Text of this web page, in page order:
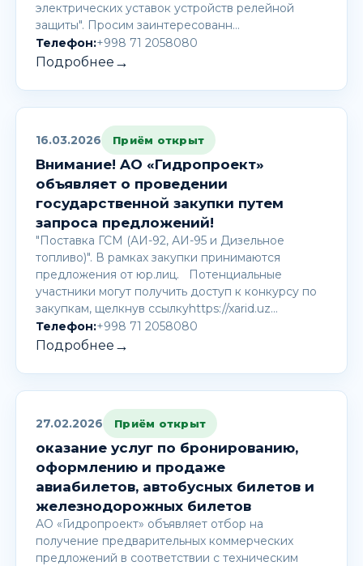
электрических уставок устройств релейной
защиты". Просим заинтересованн…
Телефон:+998 71 2058080
Подробнее →
16.03.2026 Приём открыт
Внимание! AО «Гидропроект»
объявляет о проведении
государственной закупки путем
запроса предложений!
"Поставка ГСМ (АИ-92, АИ-95 и Дизельное
топливо)". В рамках закупки принимаются
предложения от юр.лиц. Потенциальные
участники могут получить доступ к конкурсу по
закупкам, щелкнув ссылкуhttps://xarid.uz…
Телефон:+998 71 2058080
Подробнее →
27.02.2026 Приём открыт
оказание услуг по бронированию,
оформлению и продаже
авиабилетов, автобусных билетов и
железнодорожных билетов
АО «Гидропроект» объявляет отбор на
получение предварительных коммерческих
предложений в соответствии с техническим